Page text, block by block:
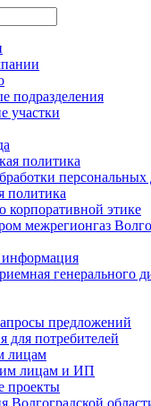
подразделения
участки
политика
политика
корпоративной этике
межрегионгаз
информация
генерального
предложений
для потребителей
лицам
лицам и ИП
проекты
Волгоградской